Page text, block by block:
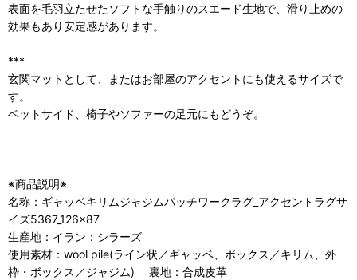
表面を毛羽立たせたソフトな手触りのスエード生地で、滑り止めの
効果もあり安定感があります。
***
玄関マットとして、またはお部屋のアクセントにも使えるサイズで
す。
ベットサイド、椅子やソファーの足元にもどうぞ。
※商品説明※
名称：ギャッベキリムジャジムパッチワークラグ_アクセントラグサ
イズ5367_126×87
生産地：イラン：シラーズ
使用素材：wool pile(ライン状／ギャッベ、ボックス／キリム、外
枠・ボックス／ジャジム) 裏地：合成皮革